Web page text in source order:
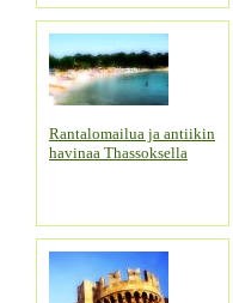
Rantalomailua ja antiikin
havinaa Thassoksella